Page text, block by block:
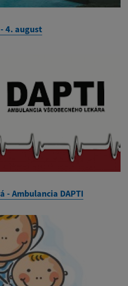
4. august
- Ambulancia DAPTI